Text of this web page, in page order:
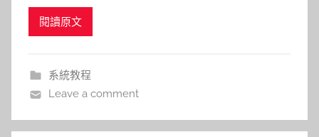
閱讀原文
系統教程
Leave a comment